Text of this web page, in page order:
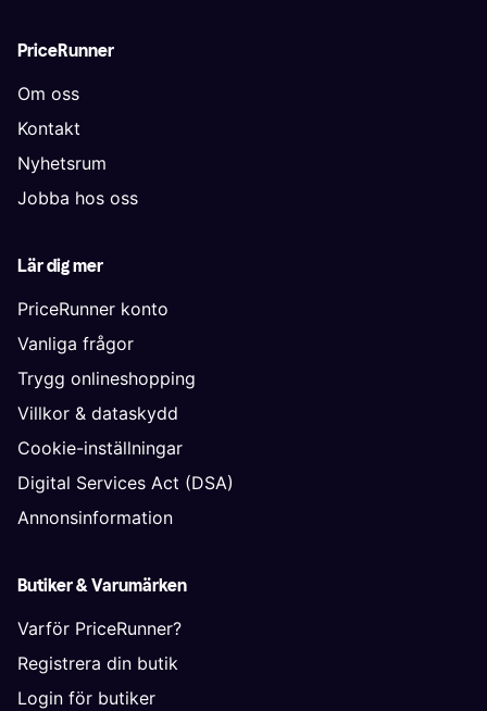
PriceRunner
Om oss
Kontakt
Nyhetsrum
Jobba hos oss
Lär dig mer
PriceRunner konto
Vanliga frågor
Trygg onlineshopping
Villkor & dataskydd
Cookie-inställningar
Digital Services Act (DSA)
Annonsinformation
Butiker & Varumärken
Varför PriceRunner?
Registrera din butik
Login för butiker